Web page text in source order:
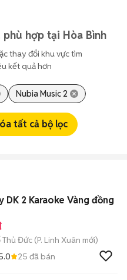
hợp tại Hòa Bình
thay đổi khu vực tìm
kết quả hơn
Nubia Music 2
tất cả bộ lọc
DK 2 Karaoke Vàng đồng
Thủ Đức (P. Linh Xuân mới)
25 đã bán